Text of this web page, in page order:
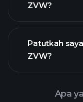
ZVW?
Patutkah
ZVW?
Apa